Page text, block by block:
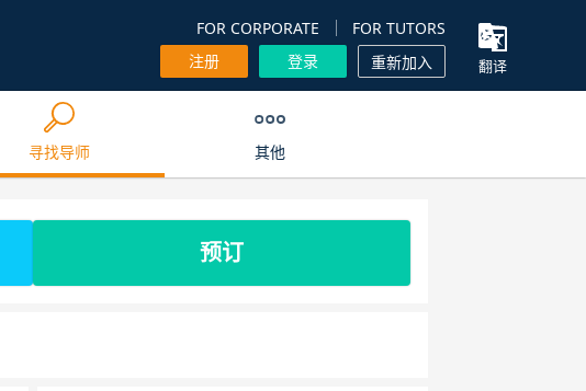
FOR CORPORATE
FOR TUTORS
注册
登录 重新加入 翻译
寻找导师 其他
预订